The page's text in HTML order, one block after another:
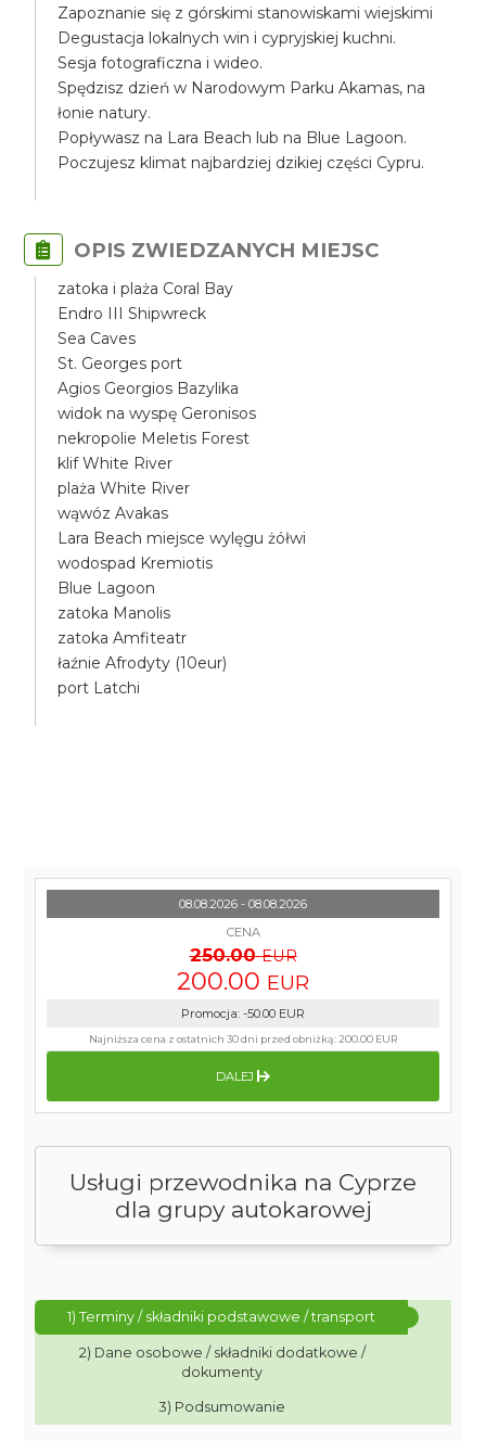
Zapoznanie się z górskimi stanowiskami wiejskimi
Degustacja lokalnych win i cypryjskiej kuchni.
Sesja fotograficzna i wideo.
Spędzisz dzień w Narodowym Parku Akamas, na
łonie natury.
Popływasz na Lara Beach lub na Blue Lagoon.
Poczujesz klimat najbardziej dzikiej części Cypru.
OPIS ZWIEDZANYCH MIEJSC
zatoka i plaża Coral Bay
Endro III Shipwreck
Sea Caves
St. Georges port
Agios Georgios Bazylika
widok na wyspę Geronisos
nekropolie Meletis Forest
klif White River
plaża White River
wąwóz Avakas
Lara Beach miejsce wylęgu żółwi
wodospad Kremiotis
Blue Lagoon
zatoka Manolis
zatoka Amfiteatr
łaźnie Afrodyty (10eur)
port Latchi
Usługi przewodnika na Cyprze
dla grupy autokarowej
1) Terminy / składniki podstawowe / transport
2) Dane osobowe / składniki dodatkowe /
dokumenty
3) Podsumowanie
08.08.2026 - 08.08.2026
CENA
250.00 EUR
200.00 EUR
Promocja: -50.00 EUR
Najniższa cena z ostatnich 30 dni przed obniżką: 200.00 EUR
DALEJ